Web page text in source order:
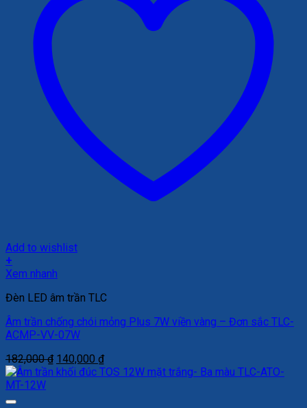
Add to wishlist
+
Xem nhanh
Đèn LED âm trần TLC
Âm trần chống chói mỏng Plus 7W viền vàng – Đơn sắc TLC-
ACMP-VV-07W
182,000₫ Giá
gốc
140,000 ₫Giá
hiện